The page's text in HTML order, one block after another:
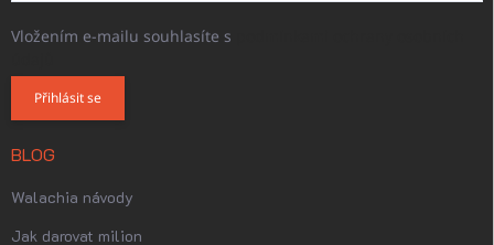
Vložením e-mailu souhlasíte s
Přihlásit se
BLOG
Walachia návody
Jak darovat milion